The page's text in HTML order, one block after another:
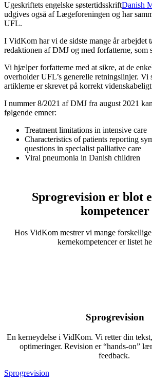
Ugeskriftets engelske søstertidsskriftDanish
udgives også af Lægeforeningen og har
UFL.
I VidKom har vi de sidste mange år arbejdet
redaktionen af DMJ og med forfatterne, som
Vi hjælper forfatterne med at sikre, at de
overholder UFL’s generelle retningslinjer. Vi
artiklerne er skrevet på korrekt
I nummer 8/2021 af DMJ fra august 2021
følgende emner:
Treatment limitations in intensive care
Characteristics of patients reporting
questions in specialist palliative care
Viral pneumonia in Danish children
Sprogrevision er blot
kompetencer
Hos VidKom mestrer vi mange
kernekompetencer er listet
Sprogrevision
En kerneydelse i VidKom. Vi retter din
optimeringer. Revision er “hands-on”
feedback.
Sprogrevision